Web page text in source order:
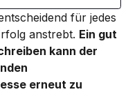
für jedes
anstrebt. Ein gut
kann der
erneut zu